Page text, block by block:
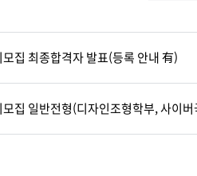
집 최종합격자 발표(등록 안내 有)
집 일반전형(디자인조형학부, 사이